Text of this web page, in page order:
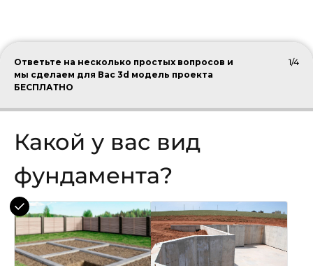
Ответьте на несколько простых вопросов и
мы сделаем для Вас 3d модель проекта
БЕСПЛАТНО
1/4
Какой у вас вид
фундамента?